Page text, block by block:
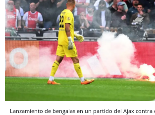
Lanzamiento de bengalas en un partido del Ajax contra